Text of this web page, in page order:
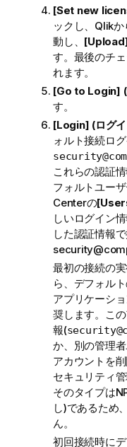
[Set new
ックし、 Qlikか
動し、
す。最後のチ
れます。
[Go to Login] (
す。
[Login] (ログ
ォルト接続ロ
これらの認証
フォルトユーザ
Centerの
しいログイン
した認証情報で
最初の接続の
ら、デフォル
アプリケーシ
奨します。こ
報(
か、別の管理
アカウントを
セキュリティ
そのタイプは
し)であるため
ん。
初回接続時に